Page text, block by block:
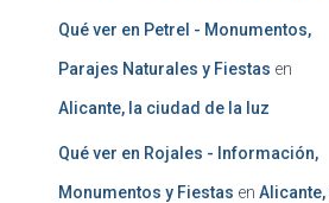
Qué ver en Petrel - Monumentos,
Parajes Naturales y Fiestas en
Alicante, la ciudad de la luz
Qué ver en Rojales - Información,
Monumentos y Fiestas en Alicante,